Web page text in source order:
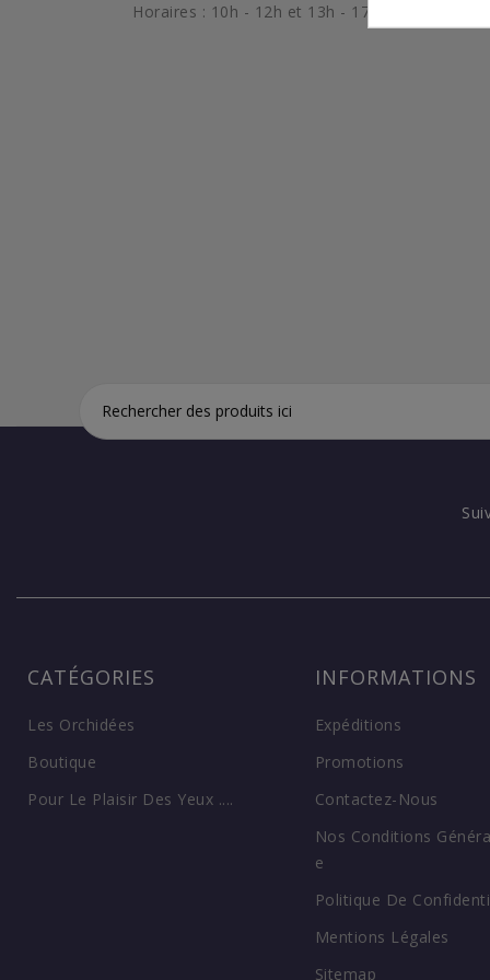
Horaires : 10h - 12h et 13h - 17h
CATÉGORIES
Les Orchidées
Boutique
Pour Le Plaisir Des Yeux ....
INFORMATIONS
Expéditions
Promotions
Contactez-Nous
Nos Conditions
E
Politique De
Mentions Légales
Sitemap